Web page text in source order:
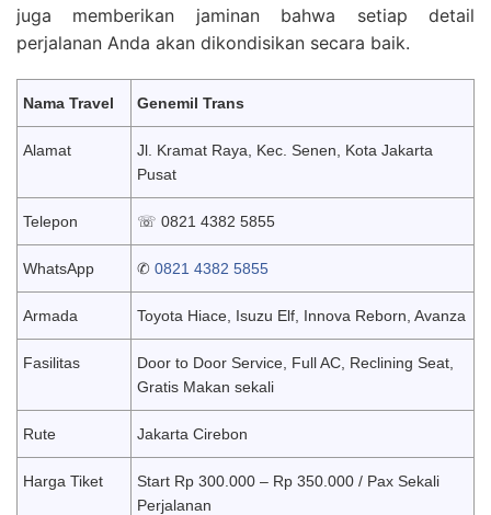
juga memberikan jaminan bahwa setiap detail
perjalanan Anda akan dikondisikan secara baik.
Nama Travel Genemil Trans
Alamat
Jl. Kramat Raya, Kec. Senen, Kota Jakarta
Pusat
Telepon ☏ 0821 4382 5855
WhatsApp ✆ 0821 4382 5855
Armada Toyota Hiace, Isuzu Elf, Innova Reborn, Avanza
Fasilitas
Door to Door Service, Full AC, Reclining Seat,
Gratis Makan sekali
Rute Jakarta Cirebon
Harga Tiket
Start Rp 300.000 – Rp 350.000 / Pax Sekali
Perjalanan